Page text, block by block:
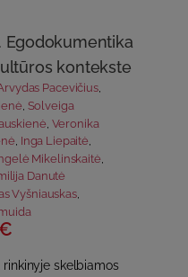
Egodokumentika
kontekste
Pacevičius,
, Solveiga
Veronika
, Inga Liepaitė,
Mikelinskaitė
Danutė
Vyšniauskas,
rinkinyje skelbiamos